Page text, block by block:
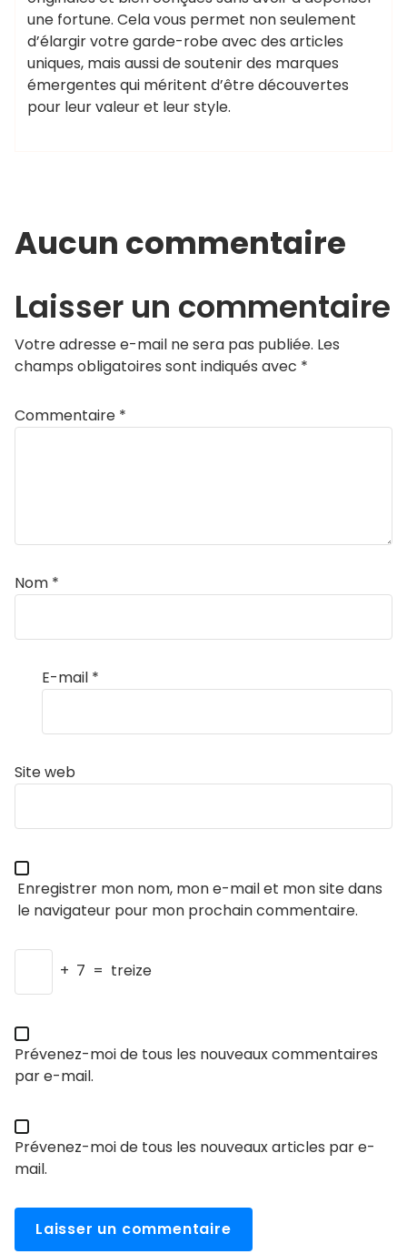
une fortune. Cela vous permet non seulement
d’élargir votre garde-robe avec des articles
uniques, mais aussi de soutenir des marques
émergentes qui méritent d’être découvertes
pour leur valeur et leur style.
Aucun commentaire
Laisser un commentaire
Votre adresse e-mail ne sera pas publiée. Les
champs obligatoires sont indiqués avec *
Commentaire *
Nom *
E-mail *
Site web
Enregistrer mon nom, mon e-mail et mon site dans
le navigateur pour mon prochain commentaire.
+ 7 = treize
Prévenez-moi de tous les nouveaux commentaires
par e-mail.
Prévenez-moi de tous les nouveaux articles par e-
mail.